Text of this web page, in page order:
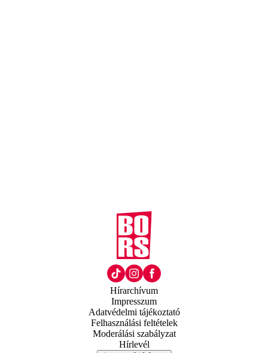
Hírarchívum
Impresszum
Adatvédelmi tájékoztató
Felhasználási feltételek
Moderálási szabályzat
Hírlevél